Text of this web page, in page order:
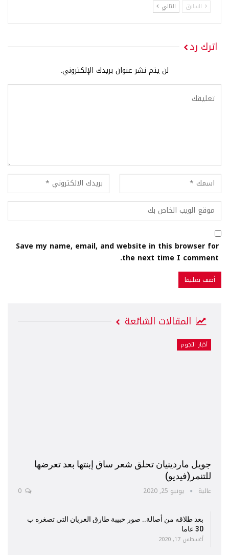
السابق التالي
اترك رد
لن يتم نشر عنوان بريدك الإلكتروني.
Save my name, email, and website in this browser for
the next time I comment.
المقالات الشائعة
أخبار النجوم
جويل ماردينيان تحلق شعر ساق إبنتها بعد تعرضها
للتنمر(فيديو)
عالية يونيو 25, 2020
بعد طلاقه من أصالة.. صور حبيبة طارق العريان التي تصغره ب
30 عاما
أغسطس 17, 2020